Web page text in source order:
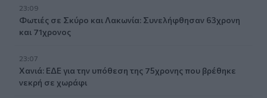
23:09
Φωτιές σε Σκύρο και Λακωνία: Συνελήφθησαν 63χρονη
και 71χρονος
23:07
Χανιά: ΕΔΕ για την υπόθεση της 75χρονης που βρέθηκε
νεκρή σε χωράφι